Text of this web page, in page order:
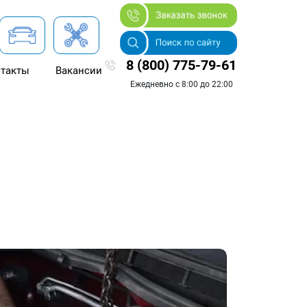
Вакансии 8 (800) 775-79-61
Ежедневно с 8:00 до 22:00